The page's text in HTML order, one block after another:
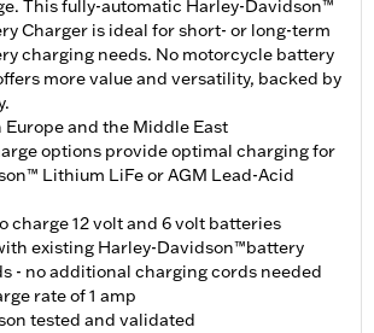
This fully-automatic Harley-Davidson™
Charger is ideal for short- or long-term
charging needs. No motorcycle battery
more value and versatility, backed by
Europe and the Middle East
options provide optimal charging for
Lithium LiFe or AGM Lead-Acid
charge 12 volt and 6 volt batteries
existing Harley-Davidson™battery
- no additional charging cords needed
rate of 1 amp
tested and validated